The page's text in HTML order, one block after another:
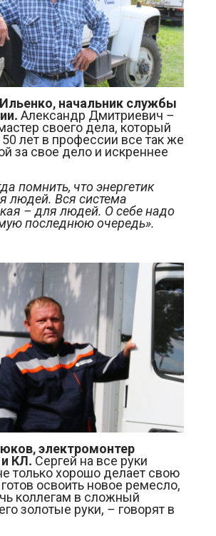
начальник службы
Александр Дмитриевич –
своего дела, который
лет в профессии все так же
за свое дело и искреннее
помнить, что энергетик
людей. Вся система
– для людей. О себе надо
последнюю очередь».
электромонтер
КЛ. Сергей на все руки
только хорошо делает свою
освоить новое ремесло,
коллегам в сложный
золотые руки, – говорят в